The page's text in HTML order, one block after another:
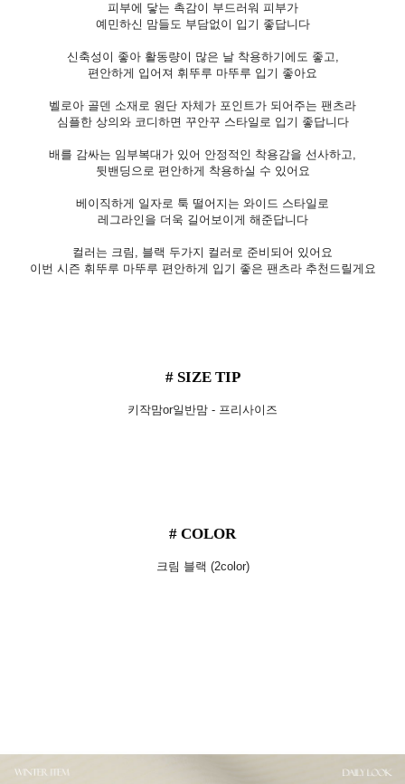
피부에 닿는 촉감이 부드러워 피부가
예민하신 맘들도 부담없이 입기 좋답니다
신축성이 좋아 활동량이 많은 날 착용하기에도 좋고,
편안하게 입어져 휘뚜루 마뚜루 입기 좋아요
벨로아 골덴 소재로 원단 자체가 포인트가 되어주는 팬츠라
심플한 상의와 코디하면 꾸안꾸 스타일로 입기 좋답니다
배를 감싸는 임부복대가 있어 안정적인 착용감을 선사하고,
뒷밴딩으로 편안하게 착용하실 수 있어요
베이직하게 일자로 툭 떨어지는 와이드 스타일로
레그라인을 더욱 길어보이게 해준답니다
컬러는 크림, 블랙 두가지 컬러로 준비되어 있어요
이번 시즌 휘뚜루 마뚜루 편안하게 입기 좋은 팬츠라 추천드릴게요
# SIZE TIP
키작맘or일반맘 - 프리사이즈
# COLOR
크림 블랙 (2color)